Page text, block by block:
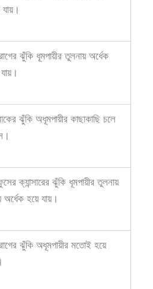
ঝুঁকি ধূমপায়ীর তুলনায় অর্ধেক
ঝুঁকি অধূমপায়ীর কাছাকাছি চলে
ক্যান্সারের ঝুঁকি ধূমপায়ীর তুলনায়
অর্ধেক হয়ে যায়।
ঝুঁকি অধূমপায়ীর মতোই হয়ে